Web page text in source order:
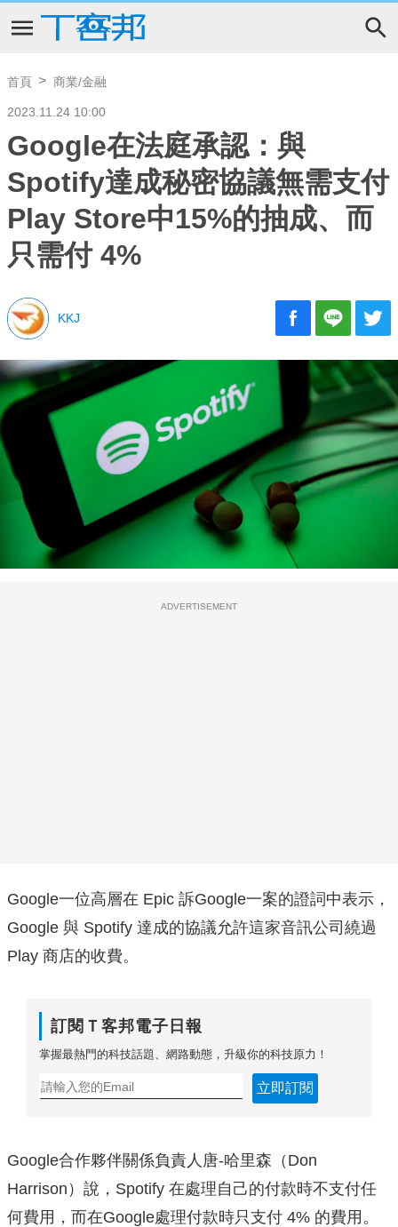
首頁 商業/金融
2023.11.24 10:00
Google在法庭承認：與
Spotify達成秘密協議無需支付
Play Store中15%的抽成、而
只需付 4%
KKJ
ADVERTISEMENT
Google一位高層在 Epic 訴Google一案的證詞中表示，
Google 與 Spotify 達成的協議允許這家音訊公司繞過
Play 商店的收費。
訂閱Ｔ客邦電子日報
掌握最熱門的科技話題、網路動態，升級你的科技原力！
立即訂閱
Google合作夥伴關係負責人唐-哈里森（Don
Harrison）說，Spotify 在處理自己的付款時不支付任
何費用，而在Google處理付款時只支付 4% 的費用。